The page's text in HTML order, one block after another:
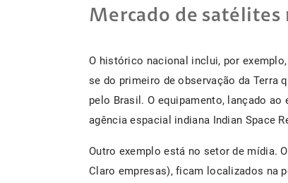
Mercado de satélites
O histórico nacional inclui, por
se do primeiro de observação da Terra
pelo Brasil. O equipamento, lançado ao
agência espacial indiana Indian Space
Outro exemplo está no setor de mídia.
Claro empresas), ficam localizados na